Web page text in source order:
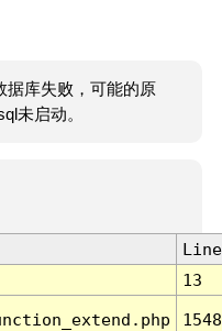
据库失败，可能的原
未启动。
Line
13
1548